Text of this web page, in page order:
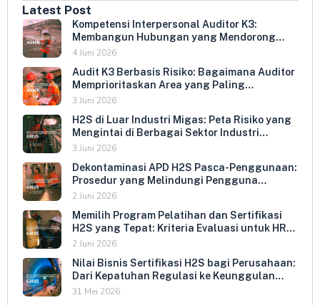
Latest Post
Kompetensi Interpersonal Auditor K3:
Membangun Hubungan yang Mendorong
Keterbukaan dan Kepatuhan Sukarela
4 Juni 2026
Audit K3 Berbasis Risiko: Bagaimana Auditor
Memprioritaskan Area yang Paling
Menentukan Kepatuhan Perusahaan
3 Juni 2026
H2S di Luar Industri Migas: Peta Risiko yang
Mengintai di Berbagai Sektor Industri
Indonesia
3 Juni 2026
Dekontaminasi APD H2S Pasca-Penggunaan:
Prosedur yang Melindungi Pengguna
Berikutnya dan Memperpanjang Umur
2 Juni 2026
Memilih Program Pelatihan dan Sertifikasi
H2S yang Tepat: Kriteria Evaluasi untuk HR
dan HSE Manager
2 Juni 2026
Nilai Bisnis Sertifikasi H2S bagi Perusahaan:
Dari Kepatuhan Regulasi ke Keunggulan
Kompetitif
31 Mei 2026